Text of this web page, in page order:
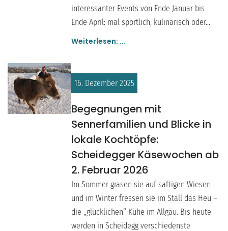
interessanter Events von Ende Januar bis
Ende April: mal sportlich, kulinarisch oder...
Weiterlesen: ...
16. Dezember 2025
Begegnungen mit
Sennerfamilien und Blicke in
lokale Kochtöpfe:
Scheidegger Käsewochen ab
2. Februar 2026
Im Sommer grasen sie auf saftigen Wiesen
und im Winter fressen sie im Stall das Heu –
die „glücklichen“ Kühe im Allgäu. Bis heute
werden in Scheidegg verschiedenste